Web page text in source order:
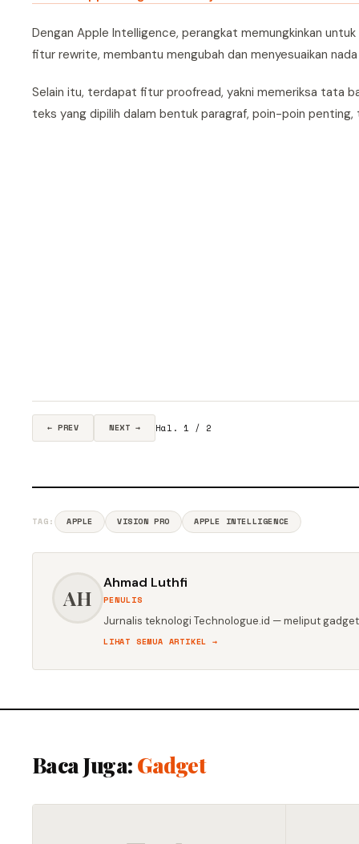
Dengan Apple Intelligence, perangkat memungkinkan
fitur rewrite, membantu mengubah dan menyesuaikan
Selain itu, terdapat fitur proofread, yakni memeriksa tata
teks yang dipilih dalam bentuk paragraf, poin-poin
← PREV NEXT → Hal. 1 / 2
TAG: APPLE VISION PRO APPLE INTELLIGENCE
AH
Ahmad Luthfi
PENULIS
Jurnalis teknologi Technologue.id — meliput
LIHAT SEMUA ARTIKEL →
Baca Juga: Gadget